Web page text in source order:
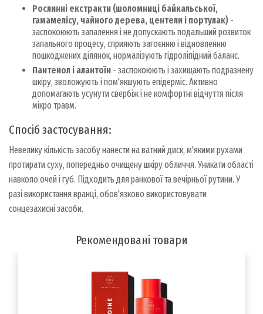
Рослинні екстракти (шоломниці байкальської,
гамамелісу, чайного дерева, центели і портулак) -
заспокоюють запалення і не допускають подальший розвиток
запального процесу, сприяють загоєнню і відновленню
пошкоджених ділянок, нормалізують гідроліпідний баланс.
Пантенол і алантоїн - заспокоюють і захищають подразнену
шкіру, зволожують і пом'якшують епідерміс. Активно
допомагають усунути свербіж і не комфортні відчуття після
мікро травм.
Спосіб застосування:
Невелику кількість засобу нанести на ватний диск, м'якими рухами
протирати суху, попередньо очищену шкіру обличчя. Уникати області
навколо очей і губ. Підходить для ранкової та вечірньої рутини. У
разі використання вранці, обов'язково використовувати
сонцезахисні засоби.
Рекомендовані товари